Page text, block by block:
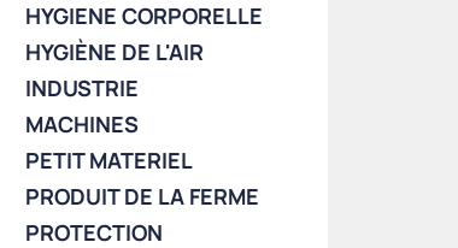
HYGIENE CORPORELLE
HYGIÈNE DE L'AIR
INDUSTRIE
MACHINES
PETIT MATERIEL
PRODUIT DE LA FERME
PROTECTION